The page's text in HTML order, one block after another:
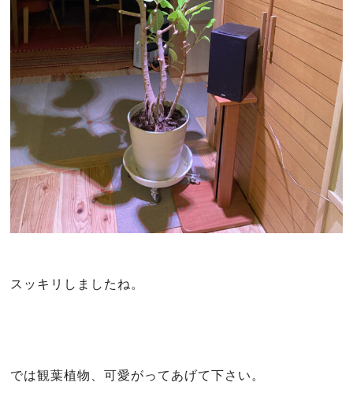
スッキリしましたね。
では観葉植物、可愛がってあげて下さい。